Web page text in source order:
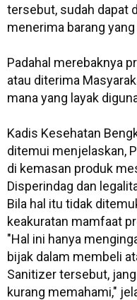
tersebut, sudah dapat
menerima barang
Padahal merebaknya
atau diterima
mana yang layak
Kadis Kesehatan
ditemui menjelaskan,
di kemasan produk
Disperindag dan
Bila hal itu tidak
keakuratan mamfaat
"Hal ini hanya
bijak dalam membeli
Sanitizer tersebut,
kurang memahami,"